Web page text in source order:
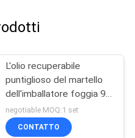
L'olio recuperabile
puntiglioso del martello
dell'imballatore foggia 9
5/8" 10000 di PSI di
prova buona
negotiable MOQ:1 set
CONTATTO